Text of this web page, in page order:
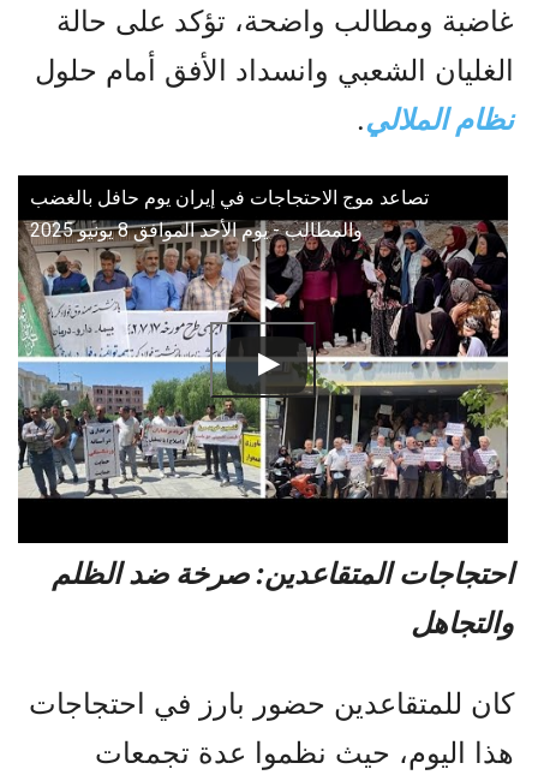
غاضبة ومطالب واضحة، تؤكد على حالة
الغليان الشعبي وانسداد الأفق أمام حلول
نظام الملالي.
تصاعد موج الاحتجاجات في إيران يوم حافل بالغضب
والمطالب - يوم الأحد الموافق 8 يونيو 2025
احتجاجات المتقاعدين: صرخة ضد الظلم
والتجاهل
كان للمتقاعدين حضور بارز في احتجاجات
هذا اليوم، حيث نظموا عدة تجمعات